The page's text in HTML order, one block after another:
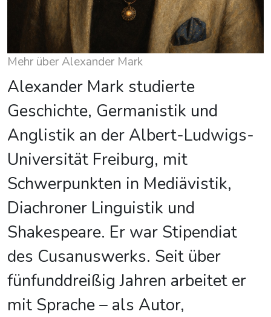
Mehr über Alexander Mark
Alexander Mark studierte
Geschichte, Germanistik und
Anglistik an der Albert-Ludwigs-
Universität Freiburg, mit
Schwerpunkten in Mediävistik,
Diachroner Linguistik und
Shakespeare. Er war Stipendiat
des Cusanuswerks. Seit über
fünfunddreißig Jahren arbeitet er
mit Sprache – als Autor,